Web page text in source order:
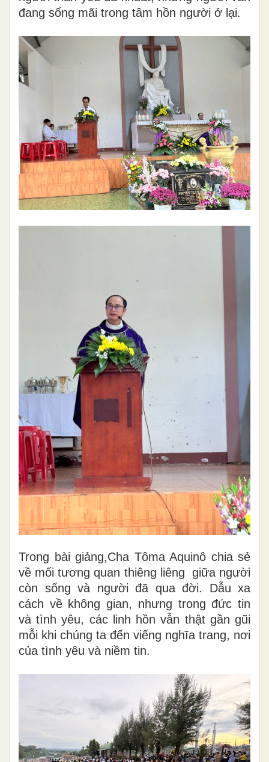
đang sống mãi trong tâm hồn người ở lại.
Trong bài giảng,Cha Tôma Aquinô chia sẻ
về mối tương quan thiêng liêng giữa người
còn sống và người đã qua đời. Dẫu xa
cách về không gian, nhưng trong đức tin
và tình yêu, các linh hồn vẫn thật gần gũi
mỗi khi chúng ta đến viếng nghĩa trang, nơi
của tình yêu và niềm tin.